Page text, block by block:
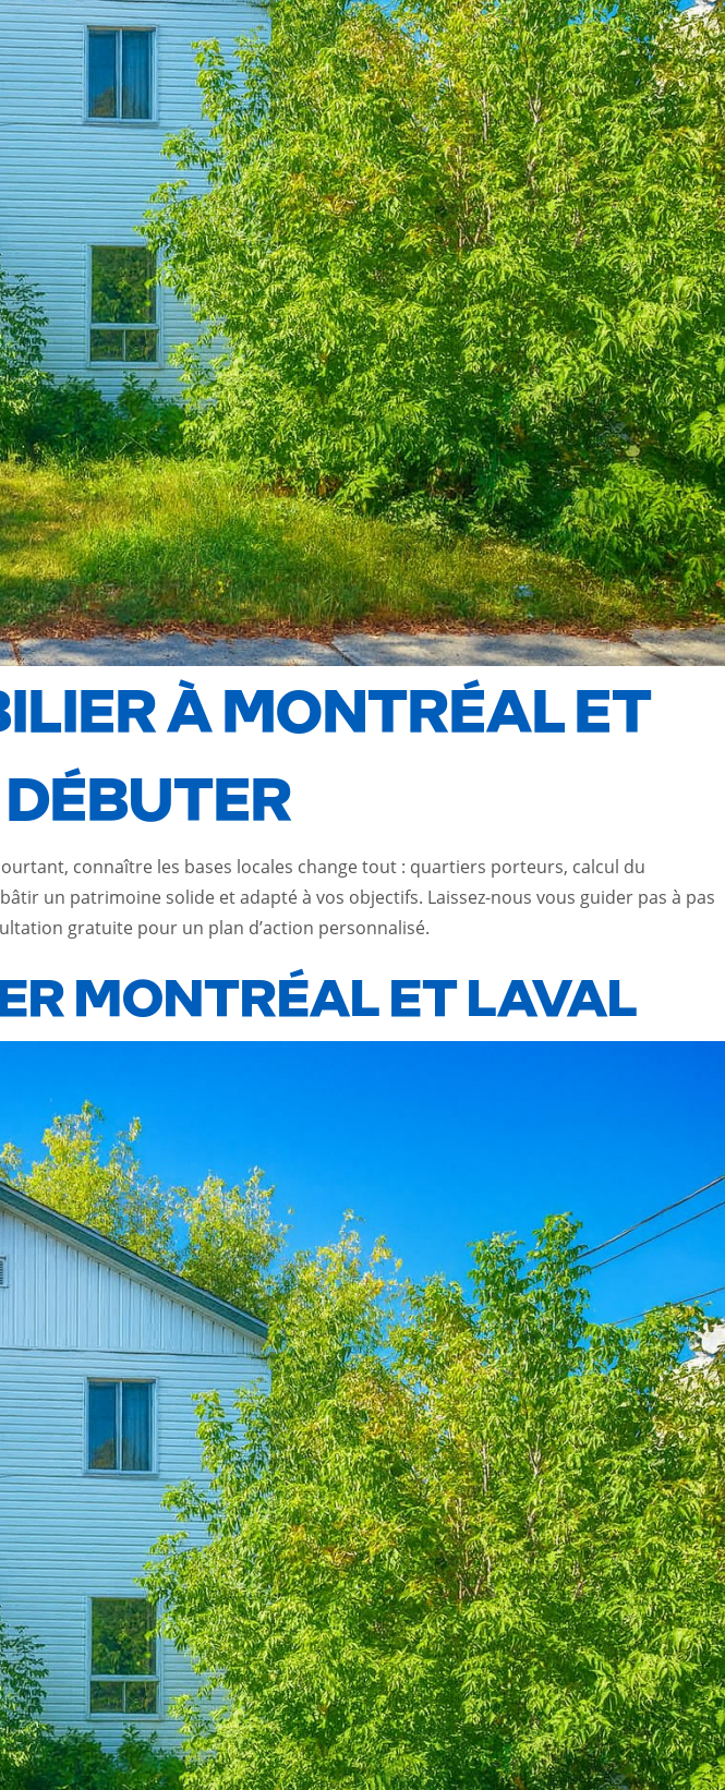
À MONTRÉAL ET
connaître les bases locales change tout : quartiers porteurs, calcul du
un patrimoine solide et adapté à vos objectifs. Laissez-nous vous guider pas à pas
gratuite pour un plan d’action personnalisé.
MONTRÉAL ET LAVAL